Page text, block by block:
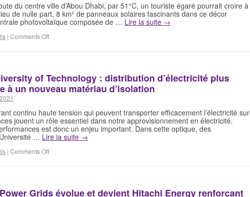
du centre ville d’Abou Dhabi, par 51°C, un touriste égaré pourrait croire à
de nulle part, 8 km² de panneaux solaires fascinants dans ce décor
photovoltaïque composée de … Lire la suite →
| Comments Off
of Technology : distribution d’électricité plus
à un nouveau matériau d’isolation
continu haute tension qui peuvent transporter efficacement l’électricité sur
jouent un rôle essentiel dans notre approvisionnement en électricité.
est donc un enjeu important. Dans cette optique, des
… Lire la suite →
| Comments Off
Grids évolue et devient Hitachi Energy renforçant